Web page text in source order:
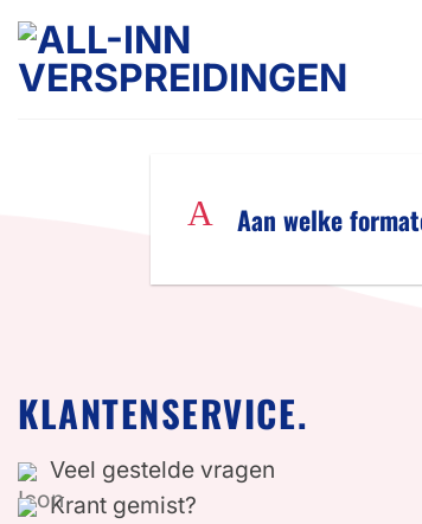
Ga
naar
inhoud
A Aan welke
KLANTENSERVICE.
Veel gestelde vragen
Krant gemist?